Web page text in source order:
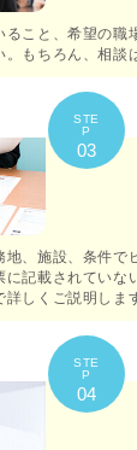
ること、希望の職
もちろん、相談
STE
P
03
地、施設、条件で
に記載されていな
しくご説明しま
STE
P
04